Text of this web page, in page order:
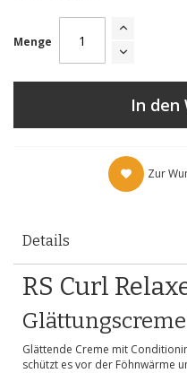
Menge
In den
Zur
Details
RS Curl
Glättende Creme mit
schützt es vor der Föhnwärme